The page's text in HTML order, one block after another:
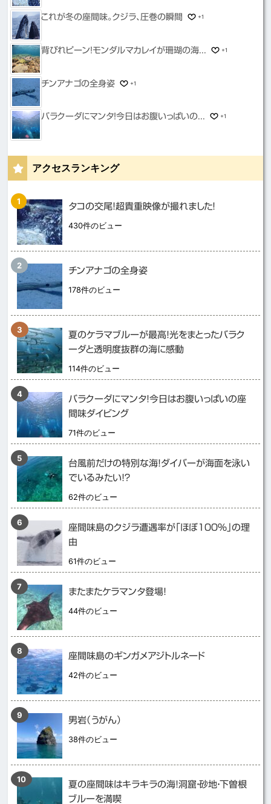
これが冬の座間味。クジラ、圧巻の瞬間 +1
背びれピーン！モンダルマカレイが珊瑚の海... +1
チンアナゴの全身姿 +1
バラクーダにマンタ！今日はお腹いっぱいの... +1
アクセスランキング
タコの交尾！超貴重映像が撮れました！
430件のビュー
チンアナゴの全身姿
178件のビュー
夏のケラマブルーが最高！光をまとったバラク
ーダと透明度抜群の海に感動
114件のビュー
バラクーダにマンタ！今日はお腹いっぱいの座
間味ダイビング
71件のビュー
台風前だけの特別な海！ダイバーが海面を泳い
でいるみたい！？
62件のビュー
座間味島のクジラ遭遇率が「ほぼ１００％」の理
由
61件のビュー
またまたケラマンタ登場！
44件のビュー
座間味島のギンガメアジトルネード
42件のビュー
男岩（うがん）
38件のビュー
夏の座間味はキラキラの海！洞窟・砂地・下曽根
ブルーを満喫